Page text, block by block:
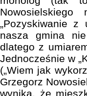
„Pozyskiwanie z
nasza gmina
dlatego z
Jednocześnie w
(„Wiem jak
Grzegorz
wynika, że